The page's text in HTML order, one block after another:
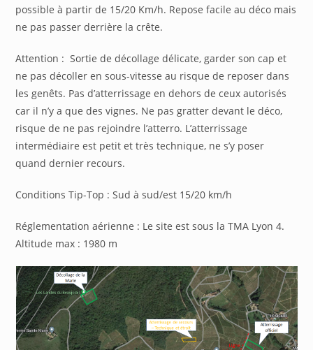
possible à partir de 15/20 Km/h. Repose facile au déco mais
ne pas passer derrière la crête.
Attention : Sortie de décollage délicate, garder son cap et
ne pas décoller en sous-vitesse au risque de reposer dans
les genêts. Pas d’atterrissage en dehors de ceux autorisés
car il n’y a que des vignes. Ne pas gratter devant le déco,
risque de ne pas rejoindre l’atterro. L’atterrissage
intermédiaire est petit et très technique, ne s’y poser
quand dernier recours.
Conditions Tip-Top : Sud à sud/est 15/20 km/h
Réglementation aérienne : Le site est sous la TMA Lyon 4.
Altitude max : 1980 m